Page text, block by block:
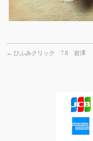
← ひふみクリック 7.8 岩澤